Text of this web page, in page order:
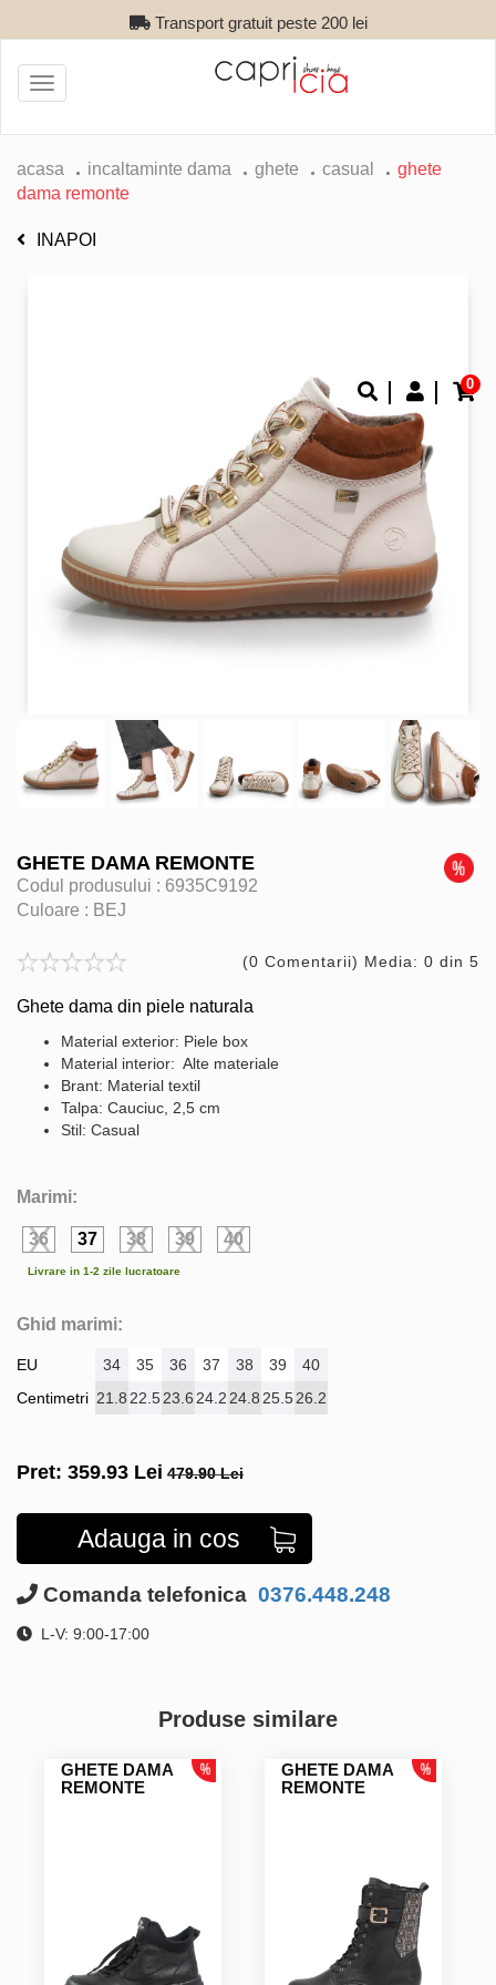
Transport gratuit peste 200 lei
0
Toggle
navigation
acasa incaltaminte dama ghete casual
ghete
dama remonte
INAPOI
GHETE DAMA REMONTE
Codul produsului : 6935C9192
Culoare : BEJ
(0 Comentarii) Media: 0 din 5
Ghete dama din piele naturala
Material exterior: Piele box
Material interior: Alte materiale
Brant: Material textil
Talpa: Cauciuc, 2,5 cm
Stil: Casual
Marimi:
36 37 38 39 40
Livrare in 1-2 zile lucratoare
Ghid marimi:
EU
Centimetri
34 35 36 37 38 39
40
21.8 22.523.6 24.2 24.8 25.526.2
Pret: 359.93 Lei 479.90 Lei
Adauga in cos
Comanda telefonica 0376.448.248
L-V: 9:00-17:00
Produse similare
GHETE DAMA
REMONTE
GHETE DAMA
REMONTE